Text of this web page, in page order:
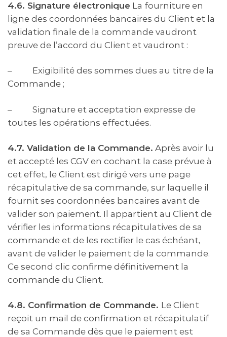
4.6. Signature électronique La fourniture en
ligne des coordonnées bancaires du Client et la
validation finale de la commande vaudront
preuve de l’accord du Client et vaudront :
– Exigibilité des sommes dues au titre de la
Commande ;
– Signature et acceptation expresse de
toutes les opérations effectuées.
4.7. Validation de la Commande. Après avoir lu
et accepté les CGV en cochant la case prévue à
cet effet, le Client est dirigé vers une page
récapitulative de sa commande, sur laquelle il
fournit ses coordonnées bancaires avant de
valider son paiement. Il appartient au Client de
vérifier les informations récapitulatives de sa
commande et de les rectifier le cas échéant,
avant de valider le paiement de la commande.
Ce second clic confirme définitivement la
commande du Client.
4.8. Confirmation de Commande. Le Client
reçoit un mail de confirmation et récapitulatif
de sa Commande dès que le paiement est